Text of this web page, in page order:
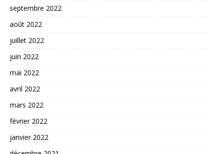
septembre 2022
août 2022
juillet 2022
juin 2022
mai 2022
avril 2022
mars 2022
février 2022
janvier 2022